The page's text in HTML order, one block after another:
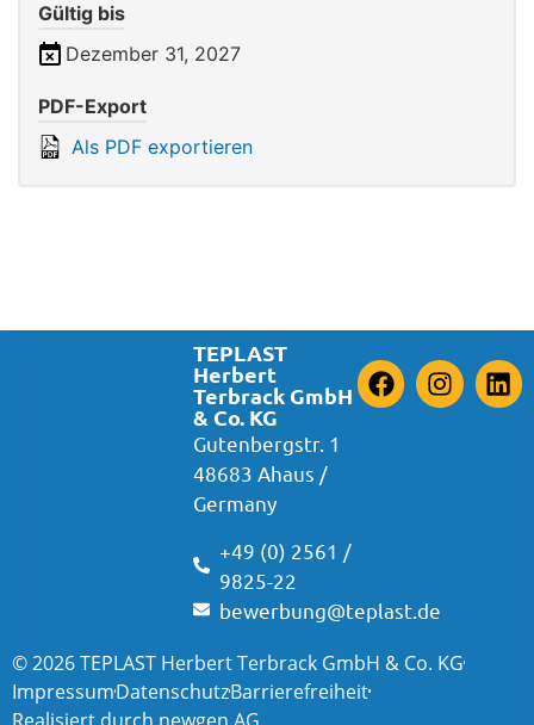
Gültig bis
Dezember 31, 2027
PDF-Export
Als PDF exportieren
TEPLAST
Herbert
Terbrack GmbH
& Co. KG
Gutenbergstr. 1
48683 Ahaus /
Germany
+49 (0) 2561 /
9825-22
bewerbung@teplast.de
© 2026 TEPLAST Herbert Terbrack GmbH & Co. KG
ImpressumDatenschutzBarrierefreiheit